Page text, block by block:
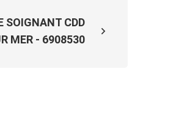
SOIGNANT CDD
MER - 6908530